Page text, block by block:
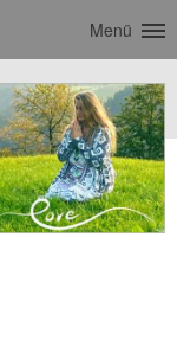
Menü